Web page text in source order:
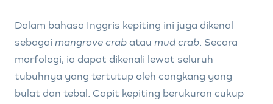
Dalam bahasa Inggris kepiting ini juga dikenal
sebagai mangrove crab atau mud crab. Secara
morfologi, ia dapat dikenali lewat seluruh
tubuhnya yang tertutup oleh cangkang yang
bulat dan tebal. Capit kepiting berukuran cukup